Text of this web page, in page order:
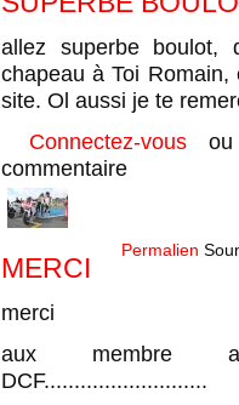
allez superbe
chapeau à Toi
site. Ol aussi je te
Connectez-vous
commentaire
Permalien
MERCI
merci
aux membre
DCF...........................